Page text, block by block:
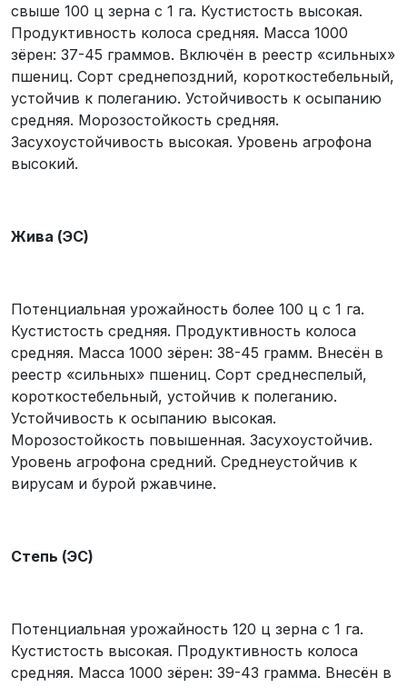
свыше 100 ц зерна с 1 га. Кустистость высокая.
Продуктивность колоса средняя. Масса 1000
зёрен: 37-45 граммов. Включён в реестр «сильных»
пшениц. Сорт среднепоздний, короткостебельный,
устойчив к полеганию. Устойчивость к осыпанию
средняя. Морозостойкость средняя.
Засухоустойчивость высокая. Уровень агрофона
высокий.
Жива (ЭС)
Потенциальная урожайность более 100 ц с 1 га.
Кустистость средняя. Продуктивность колоса
средняя. Масса 1000 зёрен: 38-45 грамм. Внесён в
реестр «сильных» пшениц. Сорт среднеспелый,
короткостебельный, устойчив к полеганию.
Устойчивость к осыпанию высокая.
Морозостойкость повышенная. Засухоустойчив.
Уровень агрофона средний. Среднеустойчив к
вирусам и бурой ржавчине.
Степь (ЭС)
Потенциальная урожайность 120 ц зерна с 1 га.
Кустистость высокая. Продуктивность колоса
средняя. Масса 1000 зёрен: 39-43 грамма. Внесён в